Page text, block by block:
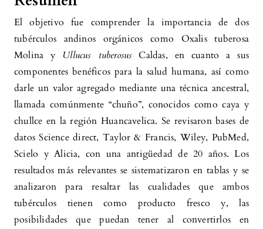
oca (Oxalis tuberosa Molina) y olluco (Ullucus
tuberosus Caldas): Una revisión. Puriq, 2(3),
247.
10.37073/puriq.2.3.100
Grethel Teresa Choque-Delgado, Deysi Mariela
Carpio-Coaguila, Luz Daniela Cáceres-La Torre
(2025)
Peruvian Native Roots and Tubers:
Nutritional, Functional and Industrial Aspects.
Food Reviews International, 41(9), 3254.
10.1080/87559129.2025.2550593
El objetivo fue comprender la importancia de dos
tubérculos andinos orgánicos como Oxalis tuberosa
Molina y Ullucus tuberosusCaldas, en cuanto a sus
componentes benéficos para la salud humana, así como
darle un valor agregado mediante una técnica ancestral,
llamada comúnmente “chuño”, conocidos como caya y
chullce en la región Huancavelica. Se revisaron bases de
datos Science direct, Taylor & Francis, Wiley, PubMed,
Scielo y Alicia, con una antigüedad de 20 años. Los
resultados más relevantes se sistematizaron en tablas y se
analizaron para resaltar las cualidades que ambos
tubérculos tienen como producto fresco y, las
posibilidades que puedan tener al convertirlos en